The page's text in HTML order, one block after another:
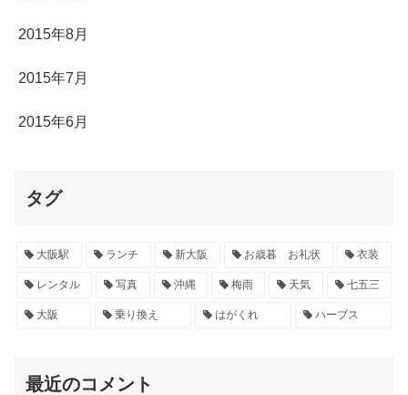
2015年8月
2015年7月
2015年6月
タグ
大阪駅 ランチ 新大阪 お歳暮 お礼状 衣装
レンタル 写真 沖縄 梅雨 天気 七五三
大阪 乗り換え はがくれ ハーブス
最近のコメント